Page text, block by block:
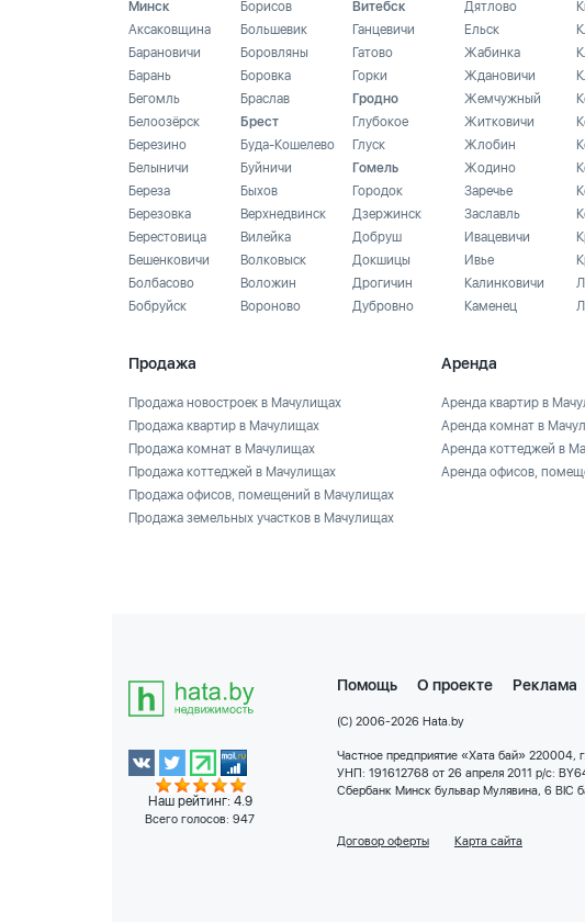
Минск
Аксаковщина
Барановичи
Барань
Бегомль
Белоозёрск
Березино
Белыничи
Береза
Березовка
Берестовица
Бешенковичи
Болбасово
Бобруйск
Борисов
Большевик
Боровляны
Боровка
Браслав
Брест
Буда-Кошелево
Буйничи
Быхов
Верхнедвинск
Вилейка
Волковыск
Воложин
Вороново
Витебск
Ганцевичи
Гатово
Горки
Гродно
Глубокое
Глуск
Гомель
Городок
Дзержинск
Добруш
Докшицы
Дрогичин
Дубровно
Дятлово
Ельск
Жабинка
Ждановичи
Жемчужный
Житковичи
Жлобин
Жодино
Заречье
Заславль
Ивацевичи
Ивье
Калинковичи
Каменец
Продажа
Продажа новостроек в Мачулищах
Продажа квартир в Мачулищах
Продажа комнат в Мачулищах
Продажа коттеджей в Мачулищах
Продажа офисов, помещений в Мачулищах
Продажа земельных участков в Мачулищах
Аренда
Аренда квартир в
Аренда комнат в
Аренда коттеджей в
Аренда офисов,
Наш рейтинг: 4.9
Всего голосов: 947
Помощь О проекте Реклама
(C) 2006-2026 Hata.by
Частное предприятие «Хата бай» 220004,
УНП: 191612768 от 26 апреля 2011 р/с:
Сбербанк Минск бульвар Мулявина, 6 BIC
Договор оферты Карта сайта